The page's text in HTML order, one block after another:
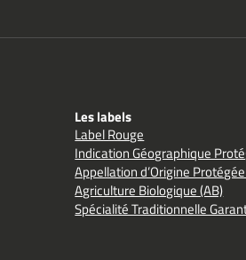
Les labels
Label Rouge
Indication Géographique
Appellation d’Origine
Agriculture Biologique (AB)
Spécialité Traditionnelle